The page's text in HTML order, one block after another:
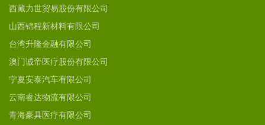
西藏力世贸易股份有限公司
山西锦程新材料有限公司
台湾升隆金融有限公司
澳门诚帝医疗股份有限公司
宁夏安泰汽车有限公司
云南睿达物流有限公司
青海豪具医疗有限公司